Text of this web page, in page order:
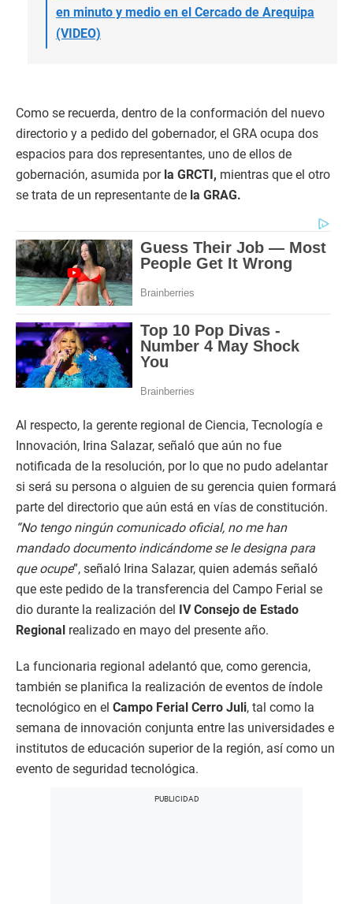
en minuto y medio en el Cercado de Arequipa
(VIDEO)
Como se recuerda, dentro de la conformación del nuevo
directorio y a pedido del gobernador, el GRA ocupa dos
espacios para dos representantes, uno de ellos de
gobernación, asumida por la GRCTI, mientras que el otro
se trata de un representante de la GRAG.
Al respecto, la gerente regional de Ciencia, Tecnología e
Innovación, Irina Salazar, señaló que aún no fue
notificada de la resolución, por lo que no pudo adelantar
si será su persona o alguien de su gerencia quien formará
parte del directorio que aún está en vías de constitución.
“No tengo ningún comunicado oficial, no me han
mandado documento indicándome se le designa para
que ocupe”, señaló Irina Salazar, quien además señaló
que este pedido de la transferencia del Campo Ferial se
dio durante la realización del IV Consejo de Estado
Regional realizado en mayo del presente año.
La funcionaria regional adelantó que, como gerencia,
también se planifica la realización de eventos de índole
tecnológico en el Campo Ferial Cerro Juli, tal como la
semana de innovación conjunta entre las universidades e
institutos de educación superior de la región, así como un
evento de seguridad tecnológica.